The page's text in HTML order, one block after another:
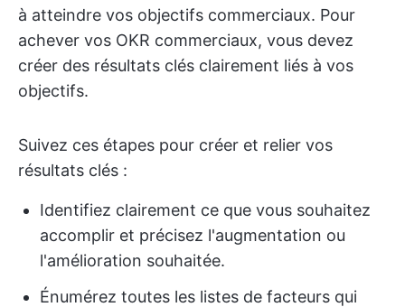
à atteindre vos objectifs commerciaux. Pour
achever vos OKR commerciaux, vous devez
créer des résultats clés clairement liés à vos
objectifs.
Suivez ces étapes pour créer et relier vos
résultats clés :
Identifiez clairement ce que vous souhaitez
accomplir et précisez l'augmentation ou
l'amélioration souhaitée.
Énumérez toutes les listes de facteurs qui